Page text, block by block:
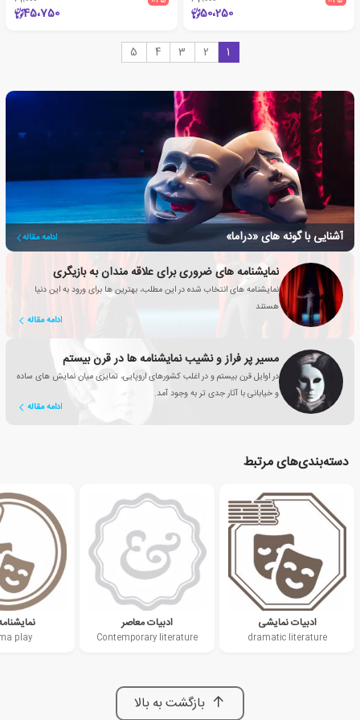
50،250 45،750
1
2
3
4
5
آشنایی با گونه های «دراما» ادامه مقاله
نمایشنامه های ضروری برای علاقه مندان به بازیگری
نمایشنامه های انتخاب شده در این مطلب، بهترین ها برای ورود به این دنیا
هستند
ادامه مقاله
مسیر پر فراز و نشیب نمایشنامه ها در قرن بیستم
در اوایل قرن بیستم و در اغلب کشورهای اروپایی، تمایزی میان نمایش های ساده
و خیابانی با آثار جدی تر به وجود آمد.
ادامه مقاله
دسته‌بندی‌های مرتبط
ادبیات نمایشی
dramatic literature
ادبیات معاصر
Contemporary literature
play
بازگشت به بالا